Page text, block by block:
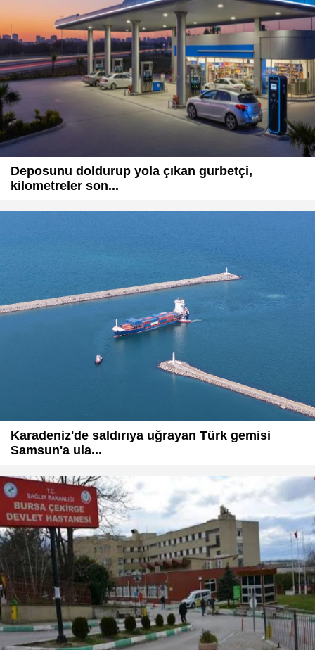
Deposunu doldurup yola çıkan gurbetçi,
kilometreler son...
Karadeniz'de saldırıya uğrayan Türk gemisi
Samsun'a ula...